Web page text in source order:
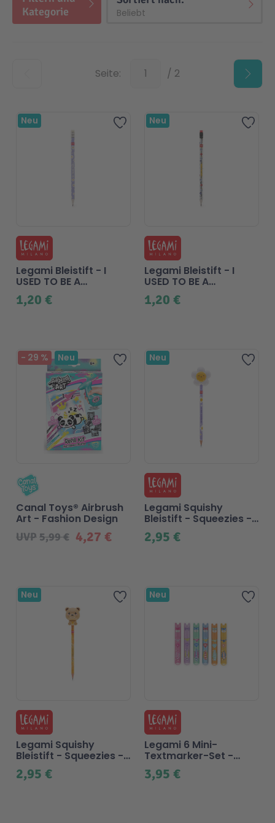
Kategorie
Seite: / 2
Zur Wunschliste hinzufügen
Neu
Beliebt
1,20 €
Legami Bleistift - I
USED TO BE A
NEWSPAPER -
Gänseblümchen
Zur
Neu
1,20 €
Legami Bleistift - I
USED TO BE A
NEWSPAPER - Roboter
Zur Wunschliste hinzufügen
- 29 % Neu
4,27 €
UVP5,99 €
Canal Toys® Airbrush
Art - Fashion Design
Zur
Neu
2,95 €
Legami Squishy
Bleistift - Squeezies -
Gänseblümchen
Zur Wunschliste hinzufügen
Neu
2,95 €
Legami Squishy
Bleistift - Squeezies -
Teddybär
Zur
Neu
3,95 €
Legami 6 Mini-
Textmarker-Set -
Teddy´s Superpower